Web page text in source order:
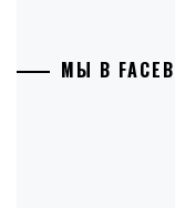
МЫ В